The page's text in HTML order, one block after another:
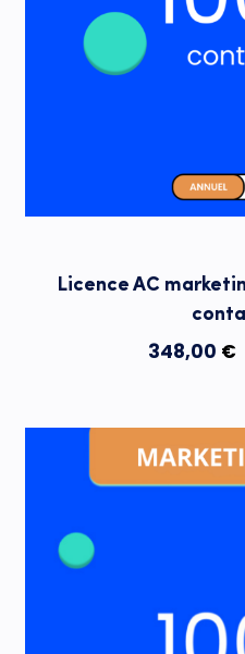
Licence AC
348,00 €